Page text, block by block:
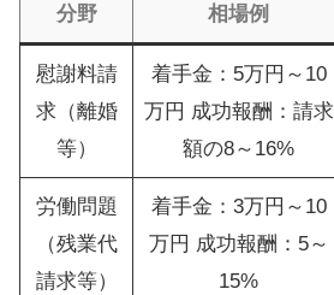
分野 相場例
慰謝料請
求（離婚
等）
着手金：5万円～10
万円 成功報酬：請求
額の8～16%
労働問題
（残業代
請求等）
着手金：3万円～10
万円 成功報酬：5～
15%